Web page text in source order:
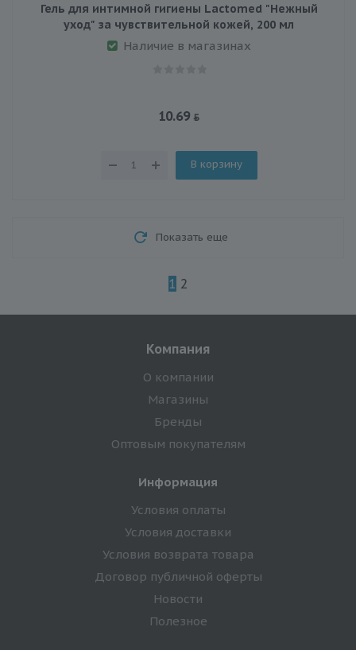
Гель для интимной гигиены Lactomed "Нежный
уход" за чувствительной кожей, 200 мл
Наличие в магазинах
10.69
В корзину
Показать еще
1 2
Компания
О компании
Магазины
Бренды
Оптовым покупателям
Информация
Условия оплаты
Условия доставки
Условия возврата товара
Договор публичной оферты
Новости
Полезное